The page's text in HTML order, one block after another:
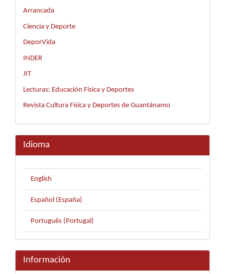
Arrancada
Ciencia y Deporte
DeporVida
INDER
JIT
Lecturas: Educación Física y Deportes
Revista Cultura Física y Deportes de Guantánamo
Idioma
English
Español (España)
Português (Portugal)
Información